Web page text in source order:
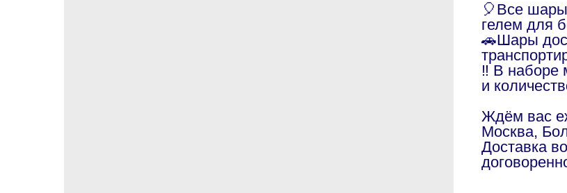
🎈Все
гелем для
🚗Шары
‼️ В наборе
и
Ждём вас
Москва,
Доставка